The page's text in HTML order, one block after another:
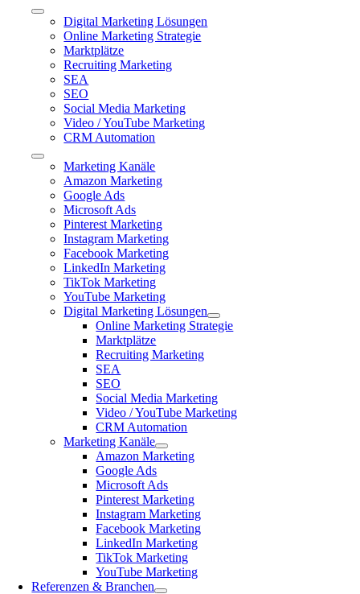
Toggle
Navigation
Digital Marketing Lösungen
Online Marketing Strategie
Marktplätze
Recruiting Marketing
SEA
SEO
Social Media Marketing
Video / YouTube Marketing
CRM Automation
Toggle
Navigation
Marketing Kanäle
Amazon Marketing
Google Ads
Microsoft Ads
Pinterest Marketing
Instagram Marketing
Facebook Marketing
LinkedIn Marketing
TikTok Marketing
YouTube Marketing
Digital Marketing Lösungen
Online Marketing Strategie
Marktplätze
Recruiting Marketing
SEA
SEO
Social Media Marketing
Video / YouTube Marketing
CRM Automation
Marketing Kanäle
Amazon Marketing
Google Ads
Microsoft Ads
Pinterest Marketing
Instagram Marketing
Facebook Marketing
LinkedIn Marketing
TikTok Marketing
YouTube Marketing
Referenzen & Branchen